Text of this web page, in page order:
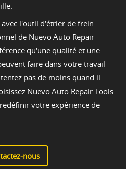
l'outil d'étrier de frein
de Nuevo Auto Repair
qu'une qualité et une
faire dans votre travail
pas de moins quand il
Nuevo Auto Repair Tools
votre expérience de
nous